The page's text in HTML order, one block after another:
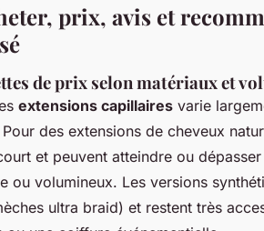
prix, avis et
de prix selon matériaux et
extensions capillaires varie
des extensions de cheveux
et peuvent atteindre ou
ou volumineux. Les versions
ultra braid) et restent très